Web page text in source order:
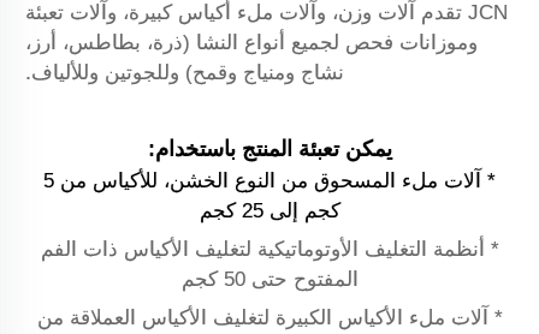
JCN تقدم آلات وزن، وآلات ملء أكياس كبيرة، وآلات تعبئة
وموزانات فحص لجميع أنواع النشا (ذرة، بطاطس، أرز،
نشاج ومنياج وقمح) وللجوتين وللألياف.
يمكن تعبئة المنتج باستخدام:
* آلات ملء المسحوق من النوع الخشن، للأكياس من 5
كجم إلى 25 كجم
* أنظمة التغليف الأوتوماتيكية لتغليف الأكياس ذات الفم
المفتوح حتى 50 كجم
* آلات ملء الأكياس الكبيرة لتغليف الأكياس العملاقة من